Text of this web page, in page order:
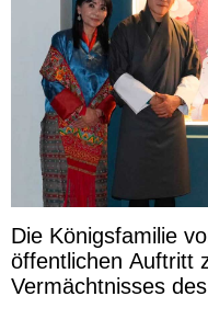
Die Königsfamilie
öffentlichen Auftritt
Vermächtnisses